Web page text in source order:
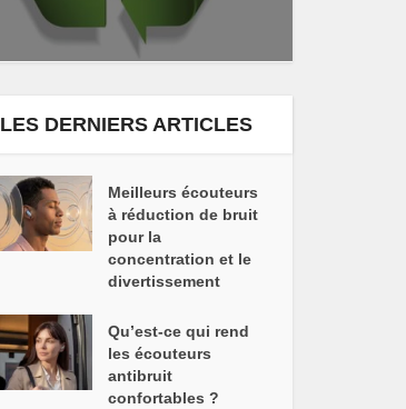
LES DERNIERS ARTICLES
Meilleurs écouteurs
à réduction de bruit
pour la
concentration et le
divertissement
Qu’est-ce qui rend
les écouteurs
antibruit
confortables ?